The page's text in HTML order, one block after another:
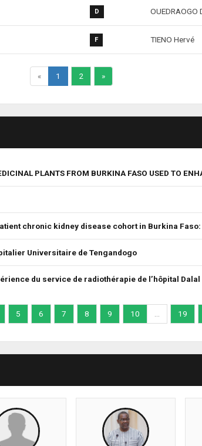
D OUEDRAOGO
F TIENO Hervé
« 1 2 »
PLANTS FROM BURKINA FASO USED TO
chronic kidney disease cohort in Burkina
Universitaire de Tengandogo
du service de radiothérapie de l’hôpital Dalal
5 6 7 8 9 10 19